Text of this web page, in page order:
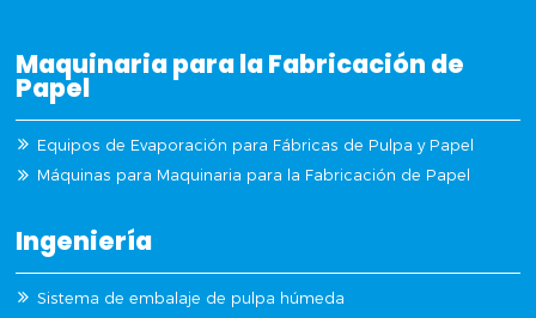
Maquinaria para la Fabricación de
Papel
Equipos de Evaporación para Fábricas de Pulpa y Papel
Máquinas para Maquinaria para la Fabricación de Papel
Ingeniería
Sistema de embalaje de pulpa húmeda